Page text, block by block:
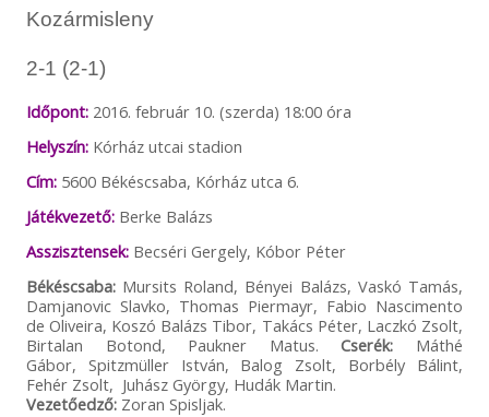
Kozármisleny
2-1 (2-1)
Időpont:2016. február 10. (szerda) 18:00 óra
Helyszín:Kórház utcai stadion
Cím:5600 Békéscsaba, Kórház utca 6.
Játékvezető:Berke Balázs
Asszisztensek: Becséri Gergely, Kóbor Péter
Békéscsaba:Mursits Roland, Bényei Balázs, Vaskó Tamás,
Damjanovic Slavko, Thomas Piermayr, Fabio Nascimento
de Oliveira, Koszó Balázs Tibor, Takács Péter, Laczkó Zsolt,
Birtalan Botond, Paukner Matus.Cserék: Máthé
Gábor, Spitzmüller István, Balog Zsolt, Borbély Bálint,
Fehér Zsolt, Juhász György, Hudák Martin.
Vezetőedző:Zoran Spisljak.